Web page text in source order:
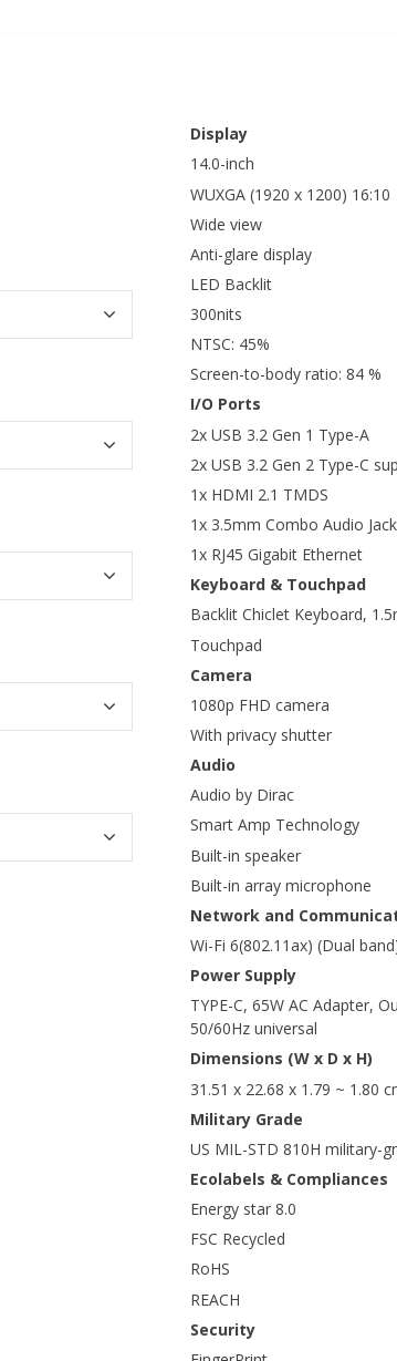
Display
14.0-inch
WUXGA (1920 x 1200) 16:10
Wide view
Anti-glare display
LED Backlit
300nits
NTSC: 45%
Screen-to-body ratio: 84 %
I/O Ports
2x USB 3.2 Gen 1 Type-A
2x USB 3.2 Gen 2 Type-C
1x HDMI 2.1 TMDS
1x 3.5mm Combo Audio Jack
1x RJ45 Gigabit Ethernet
Keyboard & Touchpad
Backlit Chiclet Keyboard,
Touchpad
Camera
1080p FHD camera
With privacy shutter
Audio
Audio by Dirac
Smart Amp Technology
Built-in speaker
Built-in array microphone
Network and
Wi-Fi 6(802.11ax) (Dual
Power Supply
TYPE-C, 65W AC Adapter,
50/60Hz universal
Dimensions (W x D x H)
31.51 x 22.68 x 1.79 ~ 1.80
Military Grade
US MIL-STD 810H military-
Ecolabels & Compliances
Energy star 8.0
FSC Recycled
RoHS
REACH
Security